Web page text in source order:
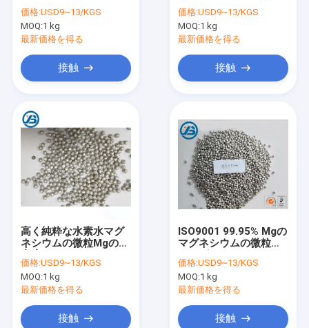
製品
私達について
工場旅行
ニュース
引用を要求しなさい
リorpの球に水をまきま
す
価格:USD9~13/KGS
MOQ:1 kg
最新価格を得る
接触
の微粒
価格:USD9~13/KGS
MOQ:1 kg
最新価格を得る
接触
高く純粋な水素水マグ
ネシウムの微粒Mgの球
価格:USD9~13/KGS
MOQ:1 kg
最新価格を得る
接触
ISO9001 99.95% Mgの
マグネシウムの微粒の
マグネシウムの球
価格:USD9~13/KGS
MOQ:1 kg
最新価格を得る
接触